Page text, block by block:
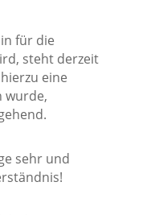
für die
steht derzeit
eine
wurde,
sehr und